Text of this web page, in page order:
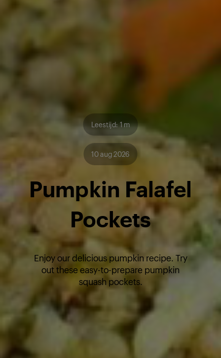
Leestijd: 1 m
10 aug 2026
Pumpkin Falafel
Pockets
Enjoy our delicious pumpkin recipe. Try
out these easy-to-prepare pumpkin
squash pockets.